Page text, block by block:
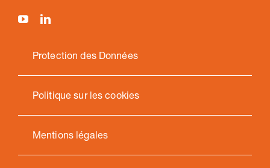
Protection des Données
Politique sur les cookies
Mentions légales